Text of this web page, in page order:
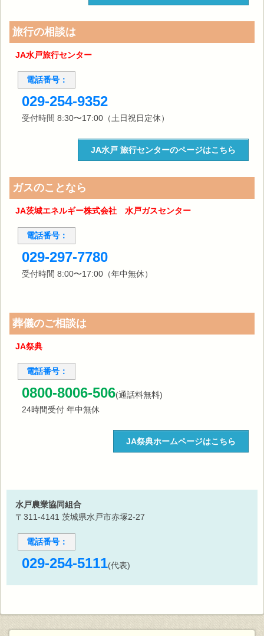
旅行の相談は
JA水戸旅行センター
電話番号：
029-254-9352
受付時間 8:30〜17:00（土日祝日定休）
JA水戸 旅行センターのページはこちら
ガスのことなら
JA茨城エネルギー株式会社 水戸ガスセンター
電話番号：
029-297-7780
受付時間 8:00〜17:00（年中無休）
葬儀のご相談は
JA祭典
電話番号：
0800-8006-506(通話料無料)
24時間受付 年中無休
JA祭典ホームページはこちら
水戸農業協同組合
〒311-4141 茨城県水戸市赤塚2-27
電話番号：
029-254-5111(代表)